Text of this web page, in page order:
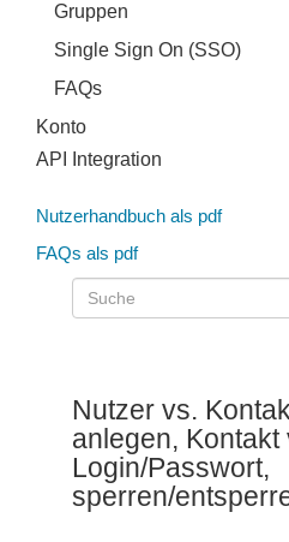
Gruppen
Single Sign On (SSO)
FAQs
Konto
API Integration
Nutzerhandbuch als pdf
FAQs als pdf
Nutzer vs.
anlegen, Kontakt
Login/Passwort,
sperren/